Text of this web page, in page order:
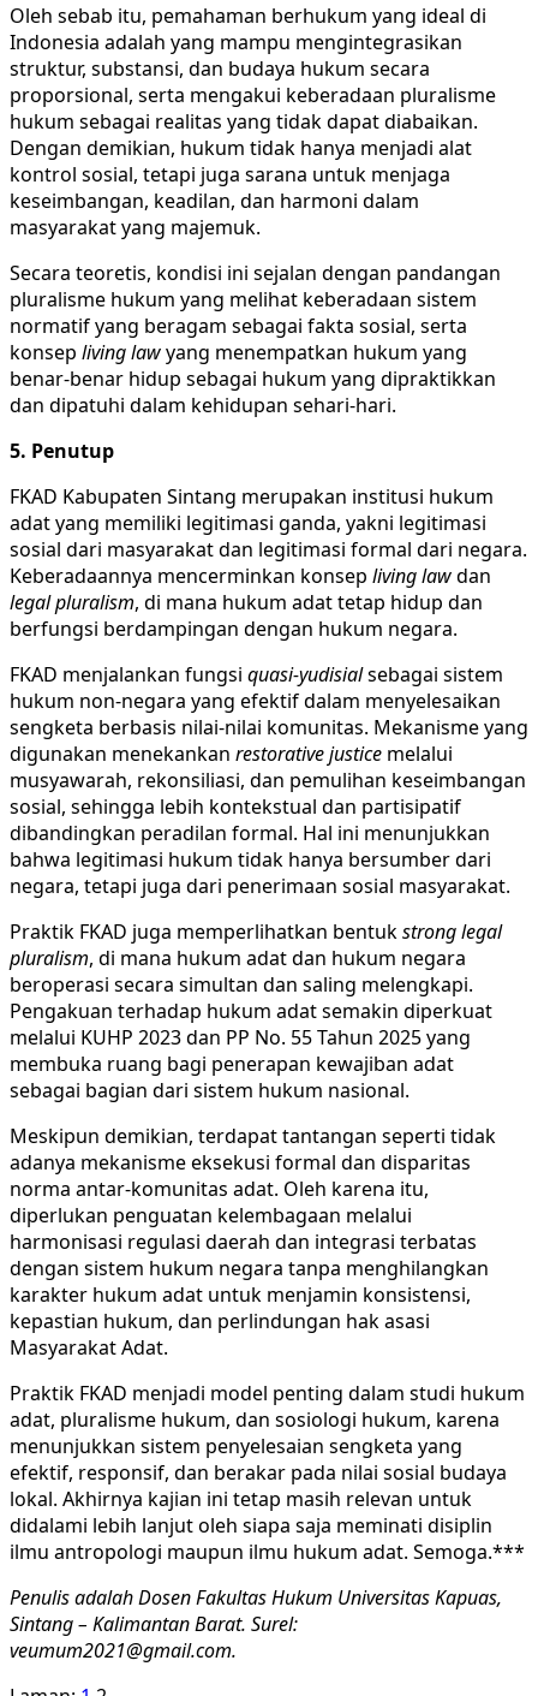
Oleh sebab itu, pemahaman berhukum yang ideal di
Indonesia adalah yang mampu mengintegrasikan
struktur, substansi, dan budaya hukum secara
proporsional, serta mengakui keberadaan pluralisme
hukum sebagai realitas yang tidak dapat diabaikan.
Dengan demikian, hukum tidak hanya menjadi alat
kontrol sosial, tetapi juga sarana untuk menjaga
keseimbangan, keadilan, dan harmoni dalam
masyarakat yang majemuk.
Secara teoretis, kondisi ini sejalan dengan pandangan
pluralisme hukum yang melihat keberadaan sistem
normatif yang beragam sebagai fakta sosial, serta
konsep living lawyang menempatkan hukum yang
benar-benar hidup sebagai hukum yang dipraktikkan
dan dipatuhi dalam kehidupan sehari-hari.
5. Penutup
FKAD Kabupaten Sintang merupakan institusi hukum
adat yang memiliki legitimasi ganda, yakni legitimasi
sosial dari masyarakat dan legitimasi formal dari negara.
Keberadaannya mencerminkan konsep living lawdan
legal pluralism, di mana hukum adat tetap hidup dan
berfungsi berdampingan dengan hukum negara.
FKAD menjalankan fungsi quasi-yudisialsebagai sistem
hukum non-negara yang efektif dalam menyelesaikan
sengketa berbasis nilai-nilai komunitas. Mekanisme yang
digunakan menekankan restorative justice melalui
musyawarah, rekonsiliasi, dan pemulihan keseimbangan
sosial, sehingga lebih kontekstual dan partisipatif
dibandingkan peradilan formal. Hal ini menunjukkan
bahwa legitimasi hukum tidak hanya bersumber dari
negara, tetapi juga dari penerimaan sosial masyarakat.
Praktik FKAD juga memperlihatkan bentukstrong legal
pluralism, di mana hukum adat dan hukum negara
beroperasi secara simultan dan saling melengkapi.
Pengakuan terhadap hukum adat semakin diperkuat
melalui KUHP 2023 dan PP No. 55 Tahun 2025 yang
membuka ruang bagi penerapan kewajiban adat
sebagai bagian dari sistem hukum nasional.
Meskipun demikian, terdapat tantangan seperti tidak
adanya mekanisme eksekusi formal dan disparitas
norma antar-komunitas adat. Oleh karena itu,
diperlukan penguatan kelembagaan melalui
harmonisasi regulasi daerah dan integrasi terbatas
dengan sistem hukum negara tanpa menghilangkan
karakter hukum adat untuk menjamin konsistensi,
kepastian hukum, dan perlindungan hak asasi
Masyarakat Adat.
Praktik FKAD menjadi model penting dalam studi hukum
adat, pluralisme hukum, dan sosiologi hukum, karena
menunjukkan sistem penyelesaian sengketa yang
efektif, responsif, dan berakar pada nilai sosial budaya
lokal. Akhirnya kajian ini tetap masih relevan untuk
didalami lebih lanjut oleh siapa saja meminati disiplin
ilmu antropologi maupun ilmu hukum adat. Semoga.***
Penulis adalah Dosen Fakultas Hukum Universitas Kapuas,
Sintang – Kalimantan Barat. Surel:
veumum2021@gmail.com.